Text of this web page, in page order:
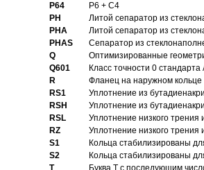
P64
P6 + C4
PH
Литой сепаратор из
PHA
Литой сепаратор из
PHAS
Сепаратор из
Q
Оптимизированные
Q601
Класс точности 0
R
Фланец на наружном кольце
RS1
Уплотнение из
RSH
Уплотнение из
RSL
Уплотнение низкого
RZ
Уплотнение низкого
S1
Кольца стабилизированы
S2
Кольца стабилизированы
T
Буква T с последующим